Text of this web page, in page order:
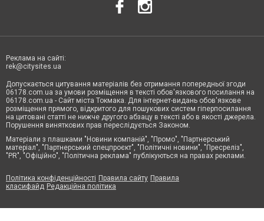
Реклама на сайті:
rek@citysites.ua
Допускається цитування матеріалів без отримання попередньої згоди
06178.com.ua за умови розміщення в тексті обов'язкового посилання на
06178.com.ua - Сайт міста Токмака. Для інтернет-видань обов'язкове
розміщення прямого, відкритого для пошукових систем гіперпосилання
на цитовані статті не нижче другого абзацу в тексті або в якості джерела.
Порушення виняткових прав переслідується Законом.
Матеріали з плашками "Новини компаній", "Промо", "Партнерський
матеріал", "Партнерський спецпроєкт", "Політичні новини", "Пресреліз",
"PR", "Офіційно", "Політична реклама" публікуються на правах реклами.
Політика конфіденційності Правила сайту Правила
класифайд Редакційна політика